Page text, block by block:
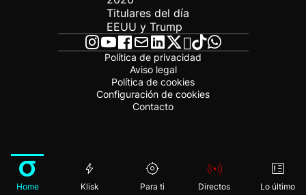
Titulares del día
EEUU y Trump
Política de privacidad
Aviso legal
Política de cookies
Configuración de cookies
Contacto
Home Klisk Para ti Directos Lo último